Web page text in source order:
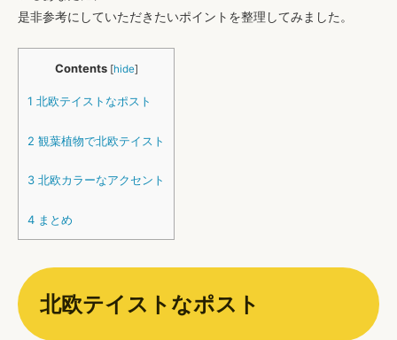
是非参考にしていただきたいポイントを整理してみました。
Contents [hide]
1 北欧テイストなポスト
2 観葉植物で北欧テイスト
3 北欧カラーなアクセント
4 まとめ
北欧テイストなポスト